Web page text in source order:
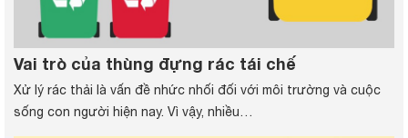
Vai trò của thùng đựng rác tái chế
Xử lý rác thải là vấn đề nhức nhối đối với môi trường và cuộc
sống con người hiện nay. Vì vậy, nhiều…